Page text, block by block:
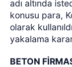
adı altında
konusu para,
olarak
yakalama
BETON